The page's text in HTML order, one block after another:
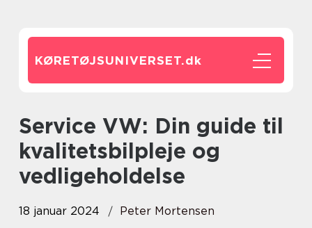
KØRETØJSUNIVERSET.dk
Service VW: Din guide til
kvalitetsbilpleje og
vedligeholdelse
18 januar 2024
Peter Mortensen